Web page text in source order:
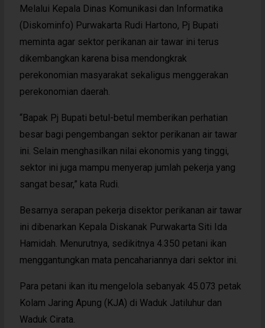
Melalui Kepala Dinas Komunikasi dan Informatika
(Diskominfo) Purwakarta Rudi Hartono, Pj Bupati
meminta agar sektor perikanan air tawar ini terus
dikembangkan karena bisa mendongkrak
perekonomian masyarakat sekaligus menggerakan
perekonomian daerah.
“Bapak Pj Bupati betul-betul memberikan perhatian
besar bagi pengembangan sektor perikanan air tawar
ini. Selain menghasilkan nilai ekonomis yang tinggi,
sektor ini juga mampu menyerap jumlah pekerja yang
sangat besar,” kata Rudi.
Besarnya serapan pekerja disektor perikanan air tawar
ini dibenarkan Kepala Diskanak Purwakarta Siti Ida
Hamidah. Menurutnya, sedikitnya 4.350 petani ikan
menggantungkan mata pencahariannya dari sektor ini.
Para petani ikan itu mengelola sebanyak 45.073 petak
Kolam Jaring Apung (KJA) di Waduk Jatiluhur dan
Waduk Cirata.